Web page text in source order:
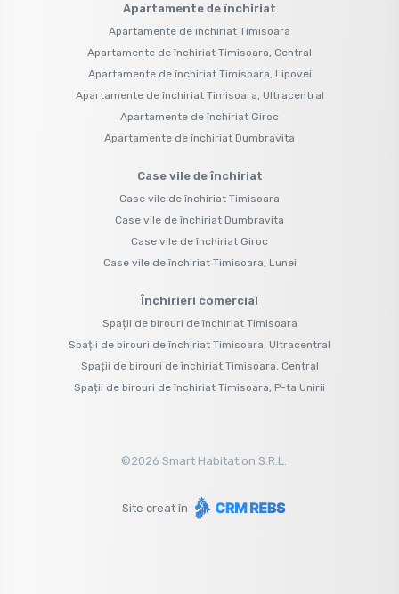
Apartamente de închiriat
Apartamente de închiriat Timisoara
Apartamente de închiriat Timisoara, Central
Apartamente de închiriat Timisoara, Lipovei
Apartamente de închiriat Timisoara, Ultracentral
Apartamente de închiriat Giroc
Apartamente de închiriat Dumbravita
Case vile de închiriat
Case vile de închiriat Timisoara
Case vile de închiriat Dumbravita
Case vile de închiriat Giroc
Case vile de închiriat Timisoara, Lunei
Închirieri comercial
Spații de birouri de închiriat Timisoara
Spații de birouri de închiriat Timisoara, Ultracentral
Spații de birouri de închiriat Timisoara, Central
Spații de birouri de închiriat Timisoara, P-ta Unirii
©2026 Smart Habitation S.R.L.
Site creat în